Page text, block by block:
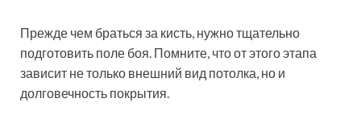
Прежде чем браться за кисть, нужно тщательно
подготовить поле боя. Помните, что от этого этапа
зависит не только внешний вид потолка, но и
долговечность покрытия.